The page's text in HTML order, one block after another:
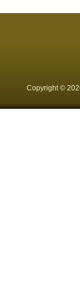
Copyright ©